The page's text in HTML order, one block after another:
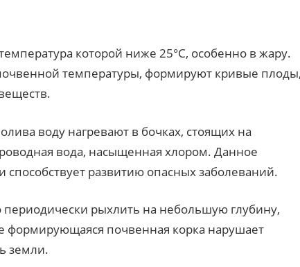
которой ниже 25°C, особенно в жару.
температуры, формируют кривые
воду нагревают в бочках, стоящих на
вода, насыщенная хлором. Данное
развитию опасных заболеваний.
рыхлить на небольшую глубину,
формирующаяся почвенная корка нарушает
земли.